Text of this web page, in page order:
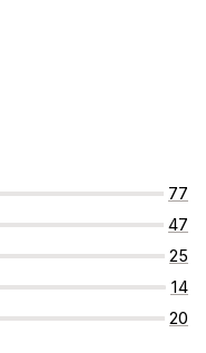
77
47
25
14
20